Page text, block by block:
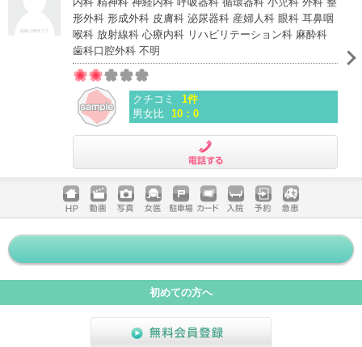
形外科 形成外科 皮膚科 泌尿器科 産婦人科 眼科 耳鼻咽
喉科 放射線科 心療内科 リハビリテーション科 麻酔科
歯科口腔外科 不明
クチコミ
1件
男女比 10：0
ホームペ
ージ
動画 写真 女医 駐車場
クレジッ
トカード
入院 予約 急患
初めての方へ